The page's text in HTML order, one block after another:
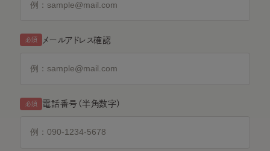
メールアドレス確認
必須
電話番号（半角数字）
必須